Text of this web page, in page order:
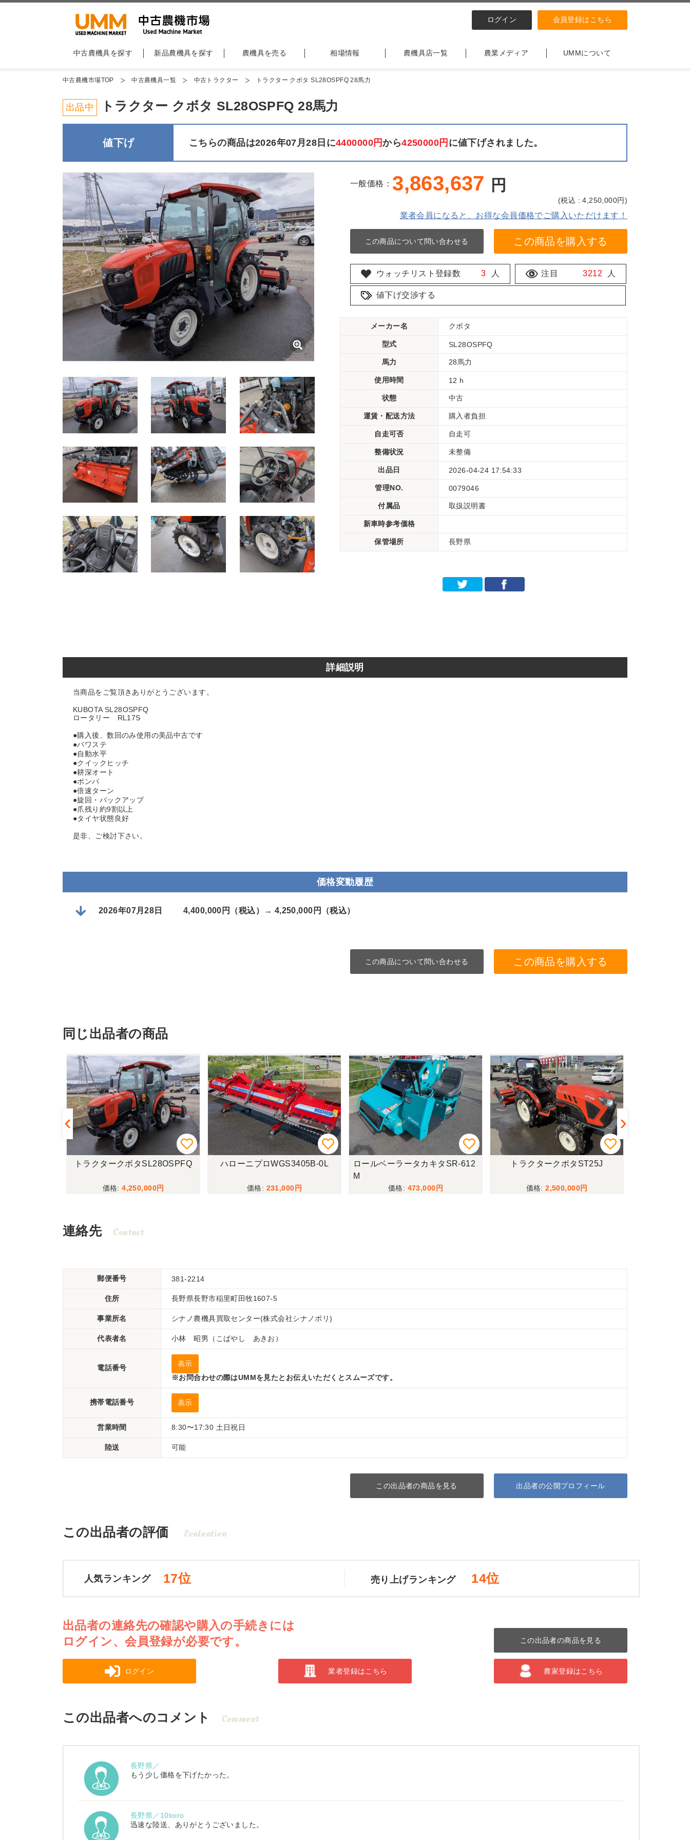
ログイン 会員登録はこちら
中古農機具を探す 新品農機具を探す 農機具を売る 相場情報 農機具店一覧 農業メディア UMMについて
中古農機市場TOP 中古農機具一覧 中古トラクター トラクター クボタ SL28OSPFQ 28馬力
出品中 トラクター クボタ SL28OSPFQ 28馬力
値下げ こちらの商品は2026年07月28日に4400000円から4250000円 に値下げされました。
一般価格： 3,863,637 円
(税込 : 4,250,000円)
業者会員になると、お得な会員価格でご購入いただけます！
この商品について問い合わせる この商品を購入する
ウォッチリスト登録数 3 人 注目 3212 人
値下げ交渉する
メーカー名 クボタ
型式 SL28OSPFQ
馬力 28馬力
使用時間 12 h
状態 中古
運賃・配送方法 購入者負担
自走可否 自走可
整備状況 未整備
出品日 2026-04-24 17:54:33
管理NO. 0079046
付属品 取扱説明書
新車時参考価格
保管場所 長野県
詳細説明
当商品をご覧頂きありがとうございます。
KUBOTA SL28OSPFQ
ロータリー RL17S
●購入後、数回のみ使用の美品中古です
●パワステ
●自動水平
●クイックヒッチ
●耕深オート
●ポンパ
●倍速ターン
●旋回・バックアップ
●爪残り約9割以上
●タイヤ状態良好
是非、ご検討下さい。
価格変動履歴
2026年07月28日 4,400,000円（税込）→ 4,250,000円（税込）
この商品について問い合わせる この商品を購入する
同じ出品者の商品
トラクタークボタSL28OSPFQ
4,250,000
ハローニプロWGS3405B-0L
231,000
ロールベーラータカキタSR-612
M
473,000
トラクタークボタST25J
2,500,000
連絡先 Contact
郵便番号 381-2214
住所 長野県長野市稲里町田牧1607-5
事業所名 シナノ農機具買取センター(株式会社シナノポリ)
代表者名 小林 昭男（こばやし あきお）
電話番号
表示
※お問合わせの際はUMMを見たとお伝えいただくとスムーズです。
携帯電話番号 表示
営業時間 8:30〜17:30 土日祝日
陸送 可能
この出品者の商品を見る 出品者の公開プロフィール
この出品者の評価 Evaluation
人気ランキング 17位 売り上げランキング 14位
出品者の連絡先の確認や購入の手続きには
ログイン、会員登録が必要です。
この出品者の商品を見る
ログイン 業者登録はこちら 農家登録はこちら
この出品者へのコメント Comment
長野県／
もう少し価格を下げたかった。
長野県／10toiro
迅速な陸送、ありがとうございました。